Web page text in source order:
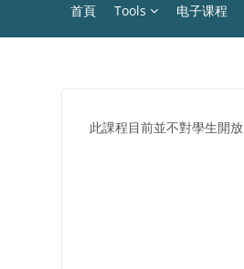
首頁 Tools 电子课程
此課程目前並不對學生開放